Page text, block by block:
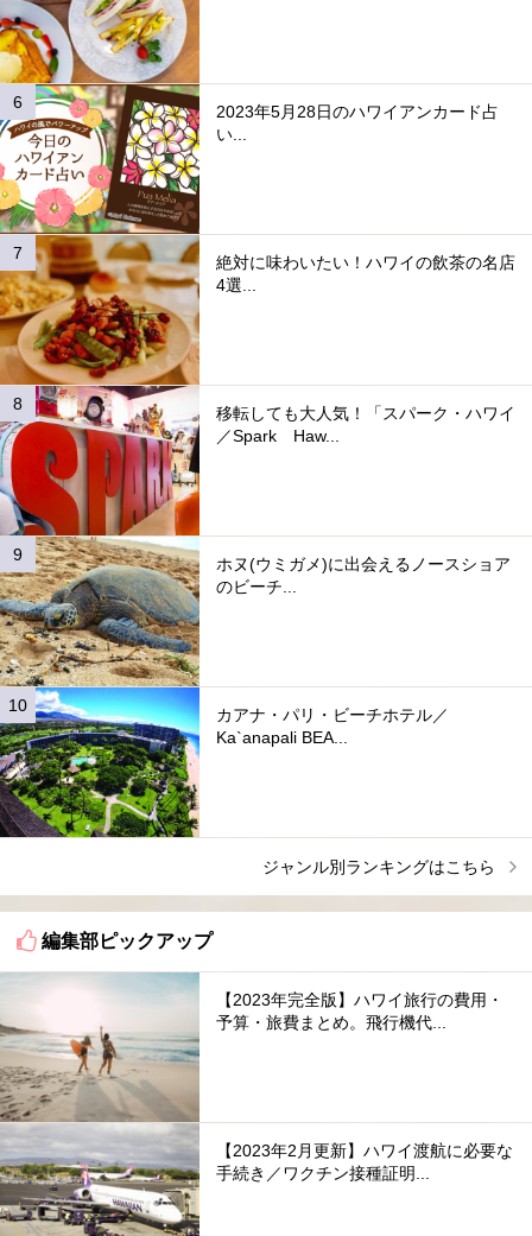
2023年5月28日のハワイアンカード占
い...
絶対に味わいたい！ハワイの飲茶の名店
4選...
移転しても大人気！「スパーク・ハワイ
／Spark Haw...
ホヌ(ウミガメ)に出会えるノースショア
のビーチ...
カアナ・パリ・ビーチホテル／
Ka`anapali BEA...
ジャンル別ランキングはこちら
編集部ピックアップ
【2023年完全版】ハワイ旅行の費用・
予算・旅費まとめ。飛行機代...
【2023年2月更新】ハワイ渡航に必要な
手続き／ワクチン接種証明...